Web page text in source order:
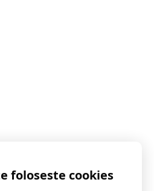
foloseste cookies